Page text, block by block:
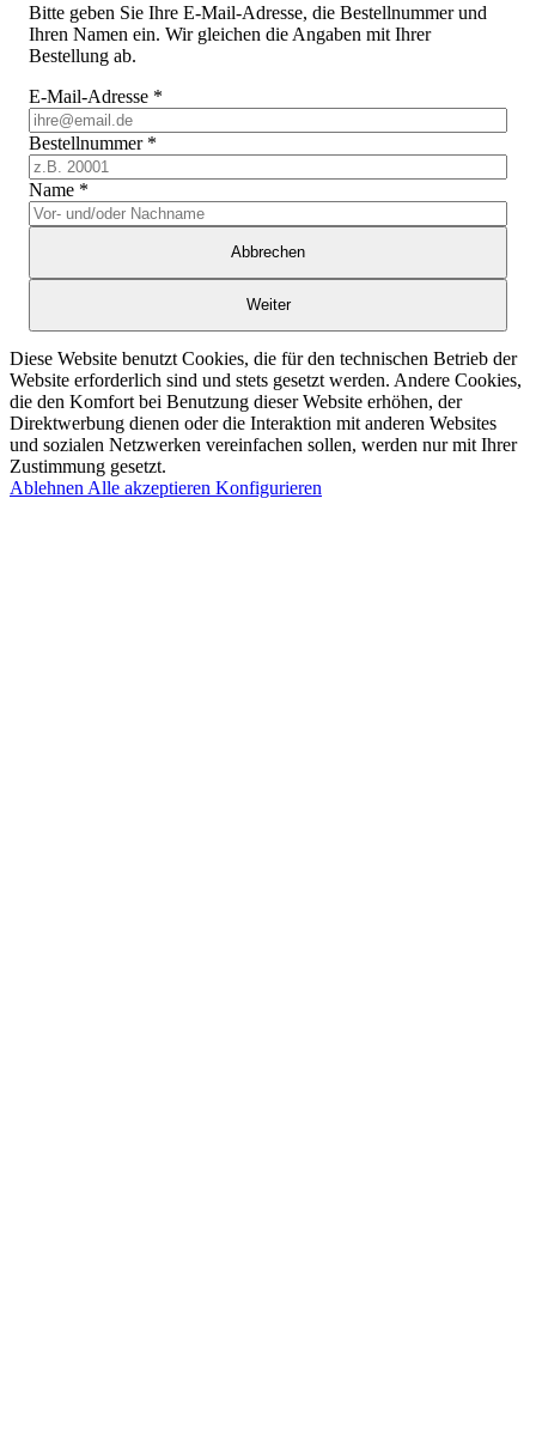
Bitte geben Sie Ihre E-Mail-Adresse, die Bestellnummer und
Ihren Namen ein. Wir gleichen die Angaben mit Ihrer
Bestellung ab.
E-Mail-Adresse *
Bestellnummer *
Name *
Abbrechen
Weiter
Diese Website benutzt Cookies, die für den technischen Betrieb der
Website erforderlich sind und stets gesetzt werden. Andere Cookies,
die den Komfort bei Benutzung dieser Website erhöhen, der
Direktwerbung dienen oder die Interaktion mit anderen Websites
und sozialen Netzwerken vereinfachen sollen, werden nur mit Ihrer
Zustimmung gesetzt.
Ablehnen Alle akzeptieren Konfigurieren